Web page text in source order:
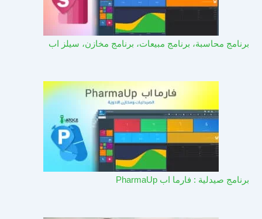
برنامج محاسبة، برنامج مبيعات، برنامج مخازن، سيلز اب
برنامج صيدلية : فارما اب PharmaUp​